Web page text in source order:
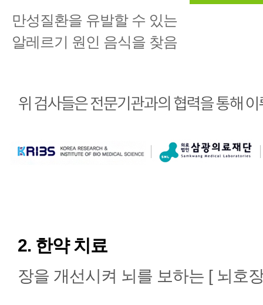
만성질환을 유발할 수 있는
알레르기 원인 음식을 찾음
2. 한약 치료
장을 개선시켜 뇌를 보하는 [ 뇌호